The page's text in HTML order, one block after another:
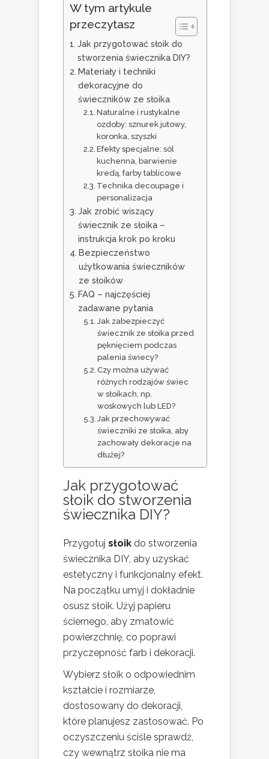
W tym artykule
przeczytasz
Jak przygotować słoik do
stworzenia świecznika DIY?
Materiały i techniki
dekoracyjne do
świeczników ze słoika
Naturalne i rustykalne
ozdoby: sznurek jutowy,
koronka, szyszki
Efekty specjalne: sól
kuchenna, barwienie
kredą, farby tablicowe
Technika decoupage i
personalizacja
Jak zrobić wiszący
świecznik ze słoika –
instrukcja krok po kroku
Bezpieczeństwo
użytkowania świeczników
ze słoików
FAQ – najczęściej
zadawane pytania
Jak zabezpieczyć
świecznik ze słoika przed
pęknięciem podczas
palenia świecy?
Czy można używać
różnych rodzajów świec
w słoikach, np.
woskowych lub LED?
Jak przechowywać
świeczniki ze słoika, aby
zachowały dekoracje na
dłużej?
Jak przygotować
słoik do stworzenia
świecznika DIY?
Przygotuj słoik do stworzenia
świecznika DIY, aby uzyskać
estetyczny i funkcjonalny efekt.
Na początku umyj i dokładnie
osusz słoik. Użyj papieru
ściernego, aby zmatowić
powierzchnię, co poprawi
przyczepność farb i dekoracji.
Wybierz słoik o odpowiednim
kształcie i rozmiarze,
dostosowany do dekoracji,
które planujesz zastosować. Po
oczyszczeniu ściśle sprawdź,
czy wewnątrz słoika nie ma